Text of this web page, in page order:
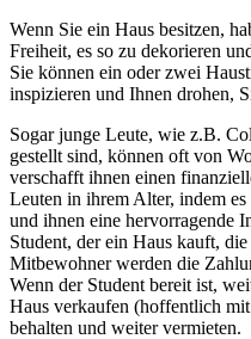
Wenn Sie ein Haus besitzen,
Freiheit, es so zu dekorieren
Sie können ein oder zwei
inspizieren und Ihnen drohen,
Sogar junge Leute, wie z.B.
gestellt sind, können oft von
verschafft ihnen einen
Leuten in ihrem Alter, indem
und ihnen eine hervorragende
Student, der ein Haus kauft,
Mitbewohner werden die
Wenn der Student bereit ist,
Haus verkaufen (hoffentlich
behalten und weiter vermieten.